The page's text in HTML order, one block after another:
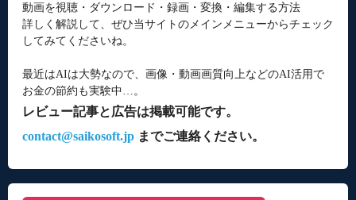
動画を視聴・ダウンロード・録画・変換・編集する方法
詳しく解説して、ぜひ当サイトのメインメニューからチェック
してみてくださいね。
最近はAIは大勢なので、画像・動画画質向上などのAI活用で
お金の節約も実験中…。
レビュー記事と広告は掲載可能です。
contact@saikosoft.jpまでご連絡ください。